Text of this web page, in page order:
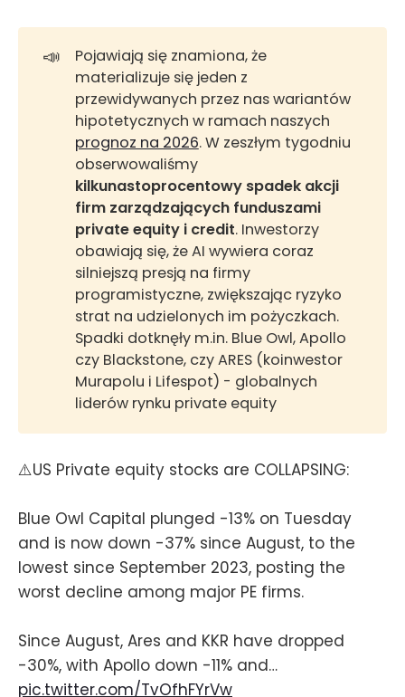
📣
Pojawiają się znamiona, że
materializuje się jeden z
przewidywanych przez nas wariantów
hipotetycznych w ramach naszych
prognoz na 2026. W zeszłym tygodniu
obserwowaliśmy
kilkunastoprocentowy spadek akcji
firm zarządzających funduszami
private equity i credit. Inwestorzy
obawiają się, że AI wywiera coraz
silniejszą presją na firmy
programistyczne, zwiększając ryzyko
strat na udzielonych im pożyczkach.
Spadki dotknęły m.in. Blue Owl, Apollo
czy Blackstone, czy ARES (koinwestor
Murapolu i Lifespot) - globalnych
liderów rynku private equity
⚠️US Private equity stocks are COLLAPSING:
Blue Owl Capital plunged -13% on Tuesday
and is now down -37% since August, to the
lowest since September 2023, posting the
worst decline among major PE firms.
Since August, Ares and KKR have dropped
-30%, with Apollo down -11% and…
pic.twitter.com/TvOfhFYrVw